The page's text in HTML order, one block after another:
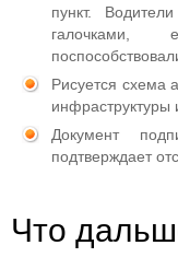
пункт.
галочками,
Рисуется схема
инфраструктуры
Документ
подтверждает
Что